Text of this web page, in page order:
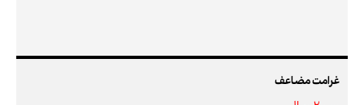
غرامت مضاعف